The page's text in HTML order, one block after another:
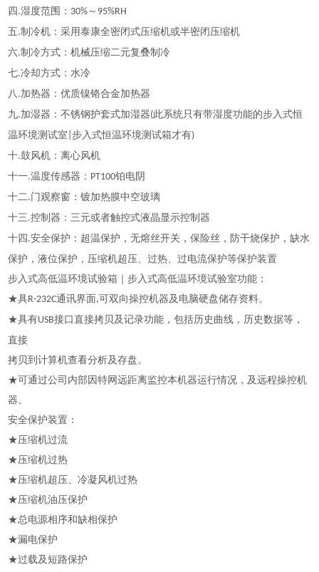
四 .湿度范围： 30% ～ 95%RH
五.制冷机：采用泰康全密闭式压缩机或半密闭压缩机
六.制冷方式：机械压缩二元复叠制冷
七.冷却方式：水冷
八 .加热器：优质镍铬合金加热器
九.加湿器：不锈钢护套式加湿器(此系统只有带湿度功能的步入式恒
温环境测试室 |步入式恒温环境测试箱才有)
十.鼓风机：离心风机
十一.温度传感器： PT100铂电阴
十二.门观察窗：镀加热膜中空玻璃
十三.控制器：三元或者触控式液晶显示控制器
十四 .安全保护：超温保护，无熔丝开关，保险丝，防干烧保护，缺水
保护，液位保护，压缩机超压、过热、过电流保护等保护装置
步入式高低温环境试验箱｜步入式高低温环境试验室功能：
★具R-232C通讯界面,可双向操控机器及电脑硬盘储存资料。
★具有USB接口直接拷贝及记录功能，包括历史曲线，历史数据等，
直接
拷贝到计算机查看分析及存盘。
★可通过公司内部因特网远距离监控本机器运行情况，及远程操控机
器。
安全保护装置：
★压缩机过流
★压缩机过热
★压缩机超压、冷凝风机过热
★压缩机油压保护
★总电源相序和缺相保护
★漏电保护
★过载及短路保护